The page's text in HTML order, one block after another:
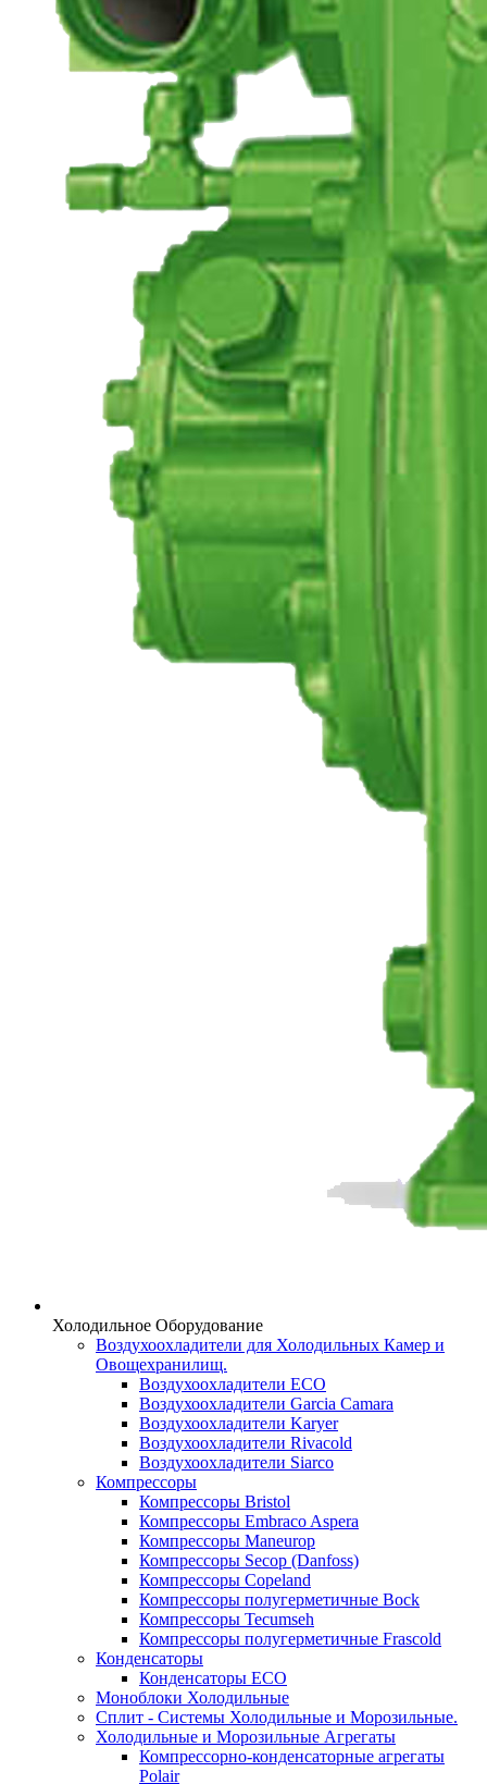
Холодильное Оборудование
Воздухоохладители для Холодильных Камер и
Овощехранилищ.
Воздухоохладители ECO
Воздухоохладители Garcia Camara
Воздухоохладители Karyer
Воздухоохладители Rivacold
Воздухоохладители Siarco
Компрессоры
Компрессоры Bristol
Компрессоры Embraco Aspera
Компрессоры Maneurop
Компрессоры Secop (Danfoss)
Компрессоры Copeland
Компрессоры полугерметичные Bock
Компрессоры Tecumseh
Компрессоры полугерметичные Frascold
Конденсаторы
Конденсаторы ECO
Моноблоки Холодильные
Сплит - Системы Холодильные и Морозильные.
Холодильные и Морозильные Агрегаты
Компрессорно-конденсаторные агрегаты
Polair